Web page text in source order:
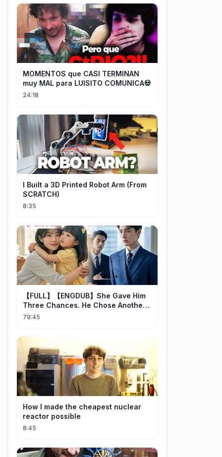
MOMENTOS que CASI TERMINAN
muy MAL para LUISITO COMUNICA💀
24:18
I Built a 3D Printed Robot Arm (From
SCRATCH)
8:35
【FULL】【ENGDUB】She Gave Him
Three Chances. He Chose Another
Man's Daughter.#cdrama
79:45
How I made the cheapest nuclear
reactor possible
8:45